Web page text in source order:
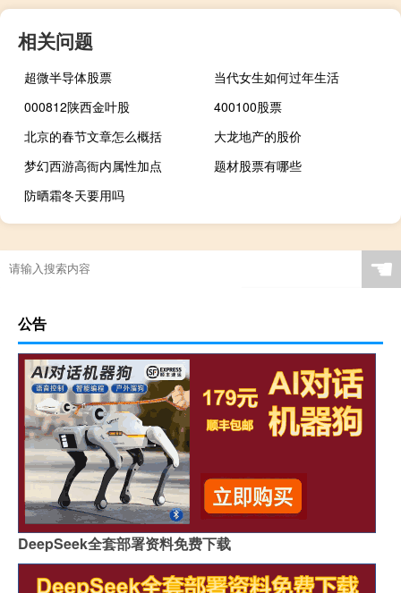
相关问题
超微半导体股票
当代女生如何过年生活
000812陕西金叶股
400100股票
北京的春节文章怎么概括
大龙地产的股价
梦幻西游高衙内属性加点
题材股票有哪些
防晒霜冬天要用吗
☚
公告
DeepSeek全套部署资料免费下载